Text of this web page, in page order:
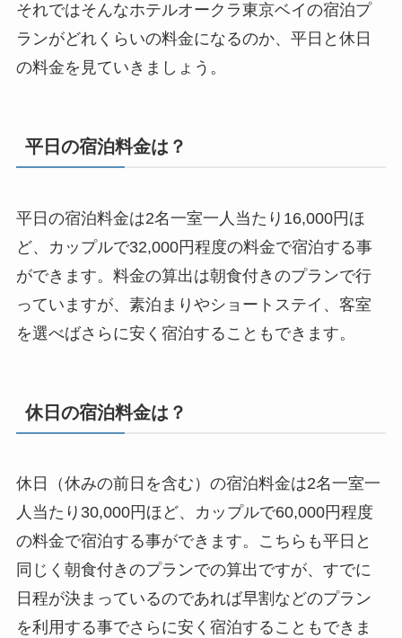
それではそんなホテルオークラ東京ベイの宿泊プ
ランがどれくらいの料金になるのか、平日と休日
の料金を見ていきましょう。
平日の宿泊料金は？
平日の宿泊料金は2名一室一人当たり16,000円ほ
ど、カップルで32,000円程度の料金で宿泊する事
ができます。料金の算出は朝食付きのプランで行
っていますが、素泊まりやショートステイ、客室
を選べばさらに安く宿泊することもできます。
休日の宿泊料金は？
休日（休みの前日を含む）の宿泊料金は2名一室一
人当たり30,000円ほど、カップルで60,000円程度
の料金で宿泊する事ができます。こちらも平日と
同じく朝食付きのプランでの算出ですが、すでに
日程が決まっているのであれば早割などのプラン
を利用する事でさらに安く宿泊することもできま